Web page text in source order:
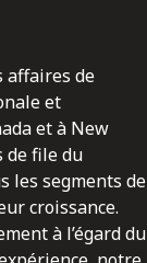
affaires de
et
et à New
de file du
les segments de
croissance.
à l’égard du